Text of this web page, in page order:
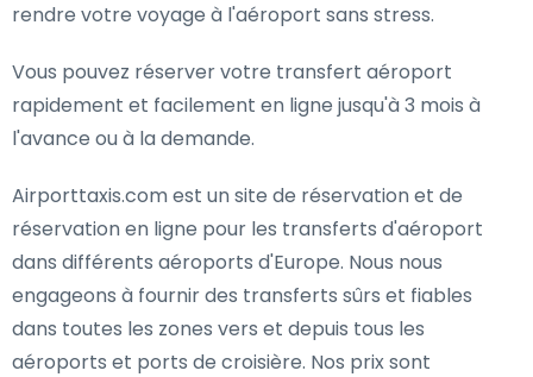
rendre votre voyage à l'aéroport sans stress.
Vous pouvez réserver votre transfert aéroport
rapidement et facilement en ligne jusqu'à 3 mois à
l'avance ou à la demande.
Airporttaxis.com est un site de réservation et de
réservation en ligne pour les transferts d'aéroport
dans différents aéroports d'Europe. Nous nous
engageons à fournir des transferts sûrs et fiables
dans toutes les zones vers et depuis tous les
aéroports et ports de croisière. Nos prix sont